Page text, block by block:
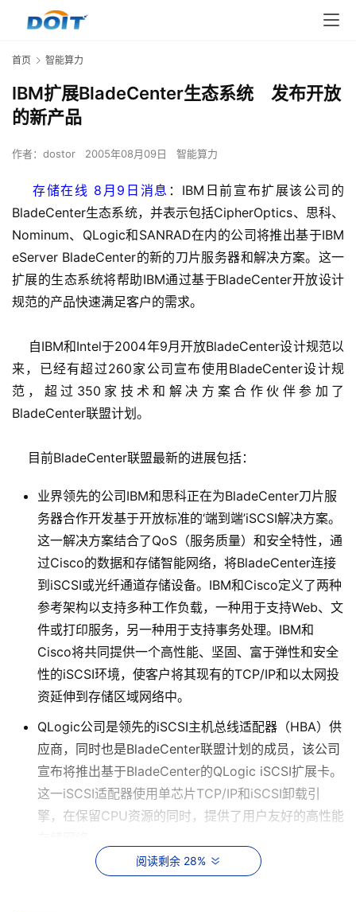
首页 智能算力
IBM扩展BladeCenter生态系统 发布开放
的新产品
作者： dostor 2005年08月09日 智能算力
存储在线 8月9日消息 ：IBM日前宣布扩展该公司的
BladeCenter生态系统，并表示包括CipherOptics、思科、
Nominum、QLogic和SANRAD在内的公司将推出基于IBM
eServer BladeCenter的新的刀片服务器和解决方案。这一
扩展的生态系统将帮助IBM通过基于BladeCenter开放设计
规范的产品快速满足客户的需求。
自IBM和Intel于2004年9月开放BladeCenter设计规范以
来，已经有超过260家公司宣布使用BladeCenter设计规
范，超过350家技术和解决方案合作伙伴参加了
BladeCenter联盟计划。
目前BladeCenter联盟最新的进展包括：
业界领先的公司IBM和思科正在为BladeCenter刀片服
务器合作开发基于开放标准的‘端到端’iSCSI解决方案。
这一解决方案结合了QoS（服务质量）和安全特性，通
过Cisco的数据和存储智能网络，将BladeCenter连接
到iSCSI或光纤通道存储设备。IBM和Cisco定义了两种
参考架构以支持多种工作负载，一种用于支持Web、文
件或打印服务，另一种用于支持事务处理。IBM和
Cisco将共同提供一个高性能、坚固、富于弹性和安全
性的iSCSI环境，使客户将其现有的TCP/IP和以太网投
资延伸到存储区域网络中。
QLogic公司是领先的iSCSI主机总线适配器（HBA）供
应商，同时也是BladeCenter联盟计划的成员，该公司
宣布将推出基于BladeCenter的QLogic iSCSI扩展卡。
这一iSCSI适配器使用单芯片TCP/IP和iSCSI卸载引
擎，在保留CPU资源的同时，提供了用户友好的高性能
IBM eServer BladeCenter副总裁兼业务总经理Doug
阅读剩余 28%